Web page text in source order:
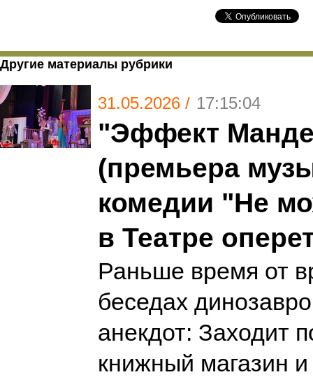
Другие материалы рубрики
31.05.2026 / 17:15:04
"Эффект
(премьера
комедии "Не
в Театре
Раньше время от
беседах
анекдот: Заходит
книжный магазин